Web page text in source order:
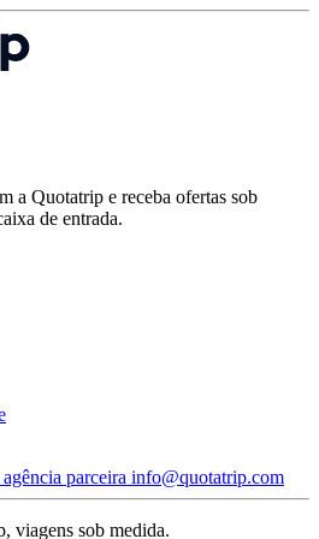
a Quotatrip e receba ofertas sob
de entrada.
parceira info@quotatrip.com
viagens sob medida.